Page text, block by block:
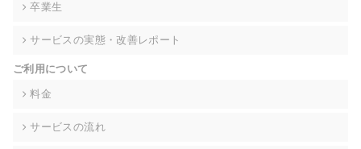
て、下記の当社問合わせ窓口に申し出ることができます。その
的な期間内に対応いたします。ただし、申請が本人確認が不可
により、ご希望に添えない場合があります。 なお、アクセスロ
グなどの個人情報以外の情報については、原則として開示等は
卒業生
サービスの実態・改善レポート
ご利用について
料金
サービスの流れ